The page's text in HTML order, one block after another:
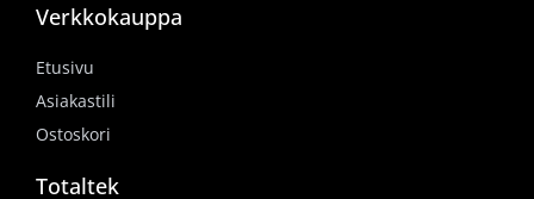
Verkkokauppa
Etusivu
Asiakastili
Ostoskori
Totaltek